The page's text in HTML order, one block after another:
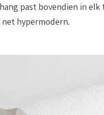
past bovendien in
net hypermodern.